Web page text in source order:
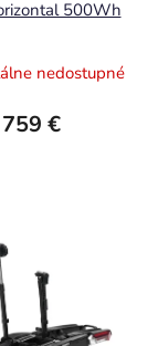
500Wh
nedostupné
759 €